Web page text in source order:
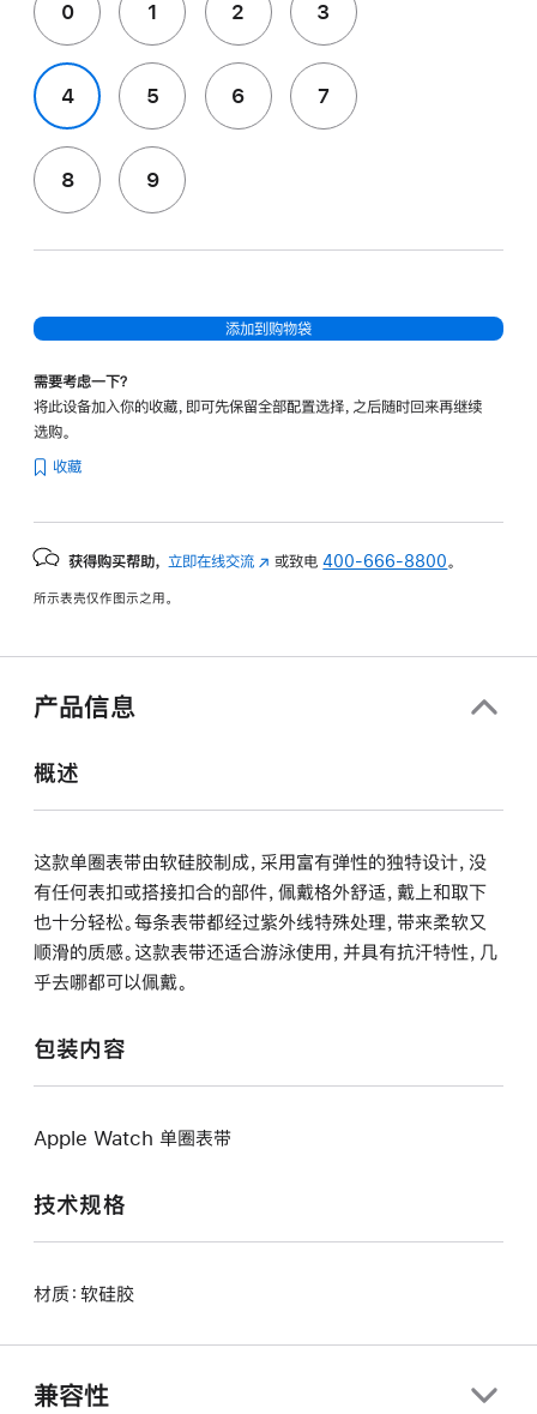
0 1 2 3
4 5 6 7
8 9
添加到购物袋
需要考虑一下？
将此设备加入你的收藏，即可先保留全部配置选择，之后随时回来再继续
选购。
收藏
获得购买帮助， 立即在线交流 (在
中
或致电400-666-8800 。
所示表壳仅作图示之用。
产品信息
概述
这款单圈表带由软硅胶制成，采用富有弹性的独特设计，没
有任何表扣或搭接扣合的部件，佩戴格外舒适，戴上和取下
也十分轻松。每条表带都经过紫外线特殊处理，带来柔软又
顺滑的质感。这款表带还适合游泳使用，并具有抗汗特性，几
乎去哪都可以佩戴。
包装内容
Apple Watch 单圈表带
技术规格
材质：软硅胶
兼容性